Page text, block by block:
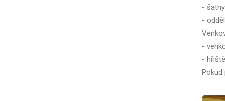
-
-
-
-
Pokud